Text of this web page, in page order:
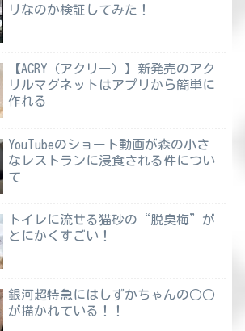
リなのか検証してみた！
【ACRY（アクリー）】新発売のアク
リルマグネットはアプリから簡単に
作れる
YouTubeのショート動画が森の小さ
なレストランに浸食される件につい
て
トイレに流せる猫砂の“脱臭梅”が
とにかくすごい！
銀河超特急にはしずかちゃんの○○
が描かれている！！